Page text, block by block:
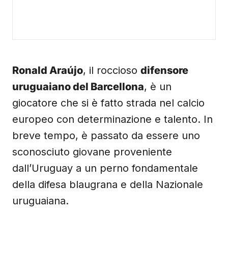
Ronald Araújo, il roccioso difensore
uruguaiano del Barcellona, è un
giocatore che si è fatto strada nel calcio
europeo con determinazione e talento. In
breve tempo, è passato da essere uno
sconosciuto giovane proveniente
dall’Uruguay a un perno fondamentale
della difesa blaugrana e della Nazionale
uruguaiana.